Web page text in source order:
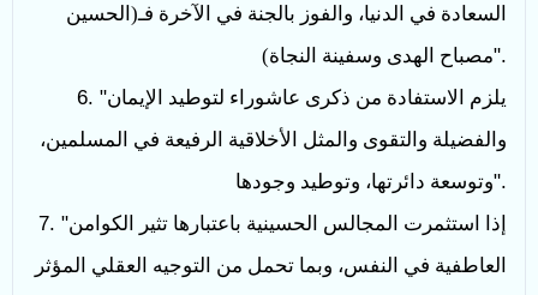
السعادة في الدنيا، والفوز بالجنة في الآخرة فـ(الحسين
مصباح الهدى وسفينة النجاة)".
6. "يلزم الاستفادة من ذكرى عاشوراء لتوطيد الإيمان
والفضيلة والتقوى والمثل الأخلاقية الرفيعة في المسلمين،
وتوسعة دائرتها، وتوطيد وجودها".
7. "إذا استثمرت المجالس الحسينية باعتبارها تثير الكوامن
العاطفية في النفس، وبما تحمل من التوجيه العقلي المؤثر